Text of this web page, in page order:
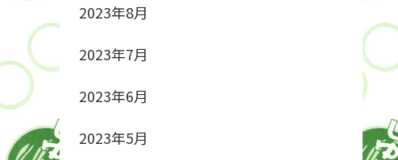
2023年8月
2023年7月
2023年6月
2023年5月